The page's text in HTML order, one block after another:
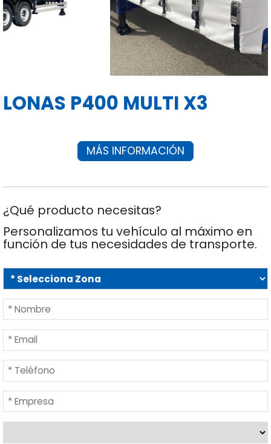
LONAS P400 MULTI X3
MÁS INFORMACIÓN
¿Qué producto necesitas?
Personalizamos tu vehículo al máximo en
función de tus necesidades de transporte.